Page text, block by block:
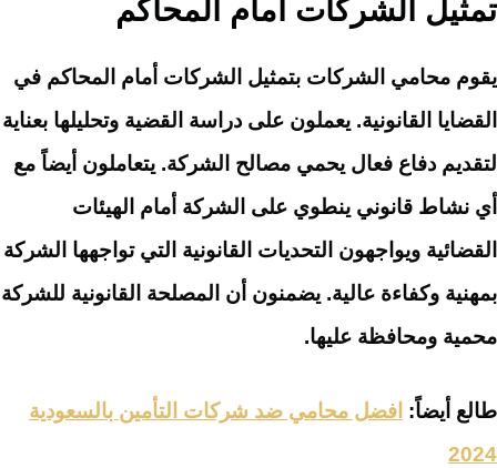
تمثيل الشركات أمام المحاكم
يقوم محامي الشركات بتمثيل الشركات أمام المحاكم في
القضايا القانونية. يعملون على دراسة القضية وتحليلها بعناية
لتقديم دفاع فعال يحمي مصالح الشركة. يتعاملون أيضاً مع
أي نشاط قانوني ينطوي على الشركة أمام الهيئات
القضائية ويواجهون التحديات القانونية التي تواجهها الشركة
بمهنية وكفاءة عالية. يضمنون أن المصلحة القانونية للشركة
محمية ومحافظة عليها.
طالع أيضاً: افضل محامي ضد شركات التأمين بالسعودية
2024